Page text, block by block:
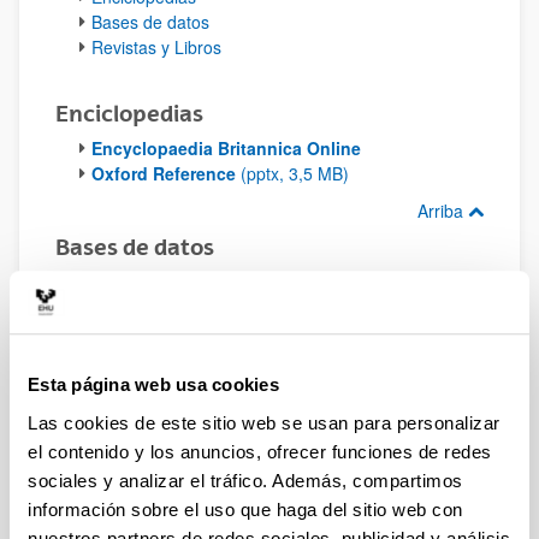
Esta página web usa cookies
Las cookies de este sitio web se usan para personalizar
el contenido y los anuncios, ofrecer funciones de redes
sociales y analizar el tráfico. Además, compartimos
información sobre el uso que haga del sitio web con
Bases de datos
Revistas y Libros
Enciclopedias
Encyclopaedia Britannica Online
Oxford Reference (pptx, 3,5 MB)
Arriba
Bases de datos
ChemSpider
Dialnet
JoVE Guía Estudiantes(pdf, 939 KB)
JoVE Guía Profesorado(pdf, 1.1 MB)
LION
MathScinet
Merck Index